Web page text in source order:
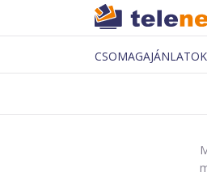
CSOMAGAJÁNLATOK